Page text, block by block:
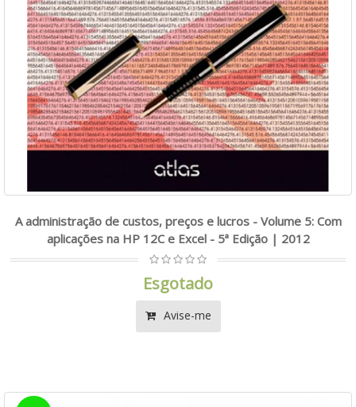
A administração de custos, preços e lucros - Volume 5: Com
aplicações na HP 12C e Excel - 5ª Edição | 2012
Esgotado
Avise-me